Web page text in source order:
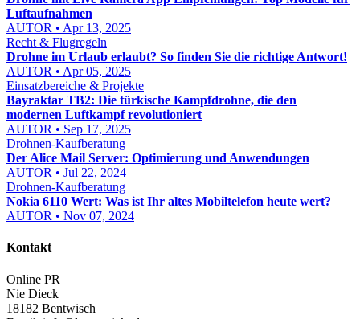
Luftaufnahmen
AUTOR • Apr 13, 2025
Recht & Flugregeln
Drohne im Urlaub erlaubt? So finden Sie die richtige Antwort!
AUTOR • Apr 05, 2025
Einsatzbereiche & Projekte
Bayraktar TB2: Die türkische Kampfdrohne, die den
modernen Luftkampf revolutioniert
AUTOR • Sep 17, 2025
Drohnen-Kaufberatung
Der Alice Mail Server: Optimierung und Anwendungen
AUTOR • Jul 22, 2024
Drohnen-Kaufberatung
Nokia 6110 Wert: Was ist Ihr altes Mobiltelefon heute wert?
AUTOR • Nov 07, 2024
Kontakt
Online PR
Nie Dieck
18182 Bentwisch